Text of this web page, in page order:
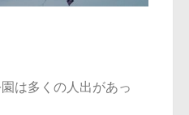
は多くの人出があっ